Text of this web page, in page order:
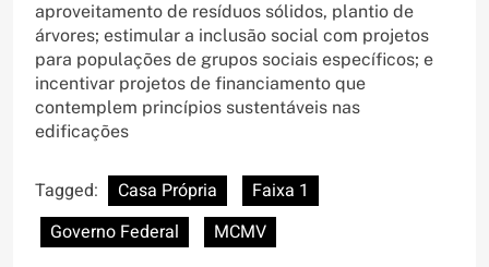
aproveitamento de resíduos sólidos, plantio de
árvores; estimular a inclusão social com projetos
para populações de grupos sociais específicos; e
incentivar projetos de financiamento que
contemplem princípios sustentáveis nas
edificações
Tagged: Casa Própria
Faixa 1
Governo Federal
MCMV